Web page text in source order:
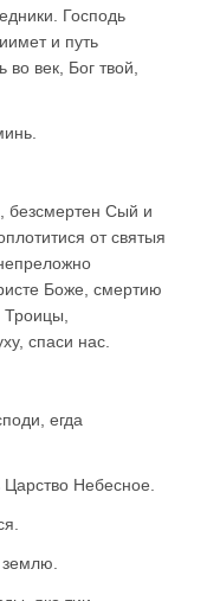
Господь
и путь
век, Бог твой,
Сый и
от святыя
Боже, смертию
спаси нас.
егда
Небесное.